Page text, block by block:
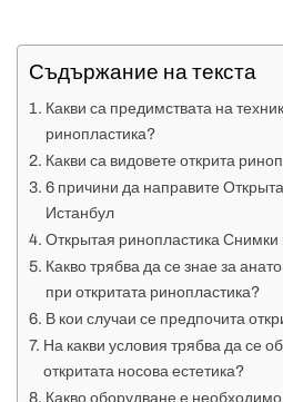
Съдържание на текста
Какви са предимствата на
ринопластика?
Какви са видовете открита
6 причини да направите
Истанбул
Открытая ринопластика Снимки
Какво трябва да се знае за
при откритата ринопластика?
В кои случаи се предпочита
На какви условия трябва да се
откритата носова естетика?
Какво оборудване е необходимо